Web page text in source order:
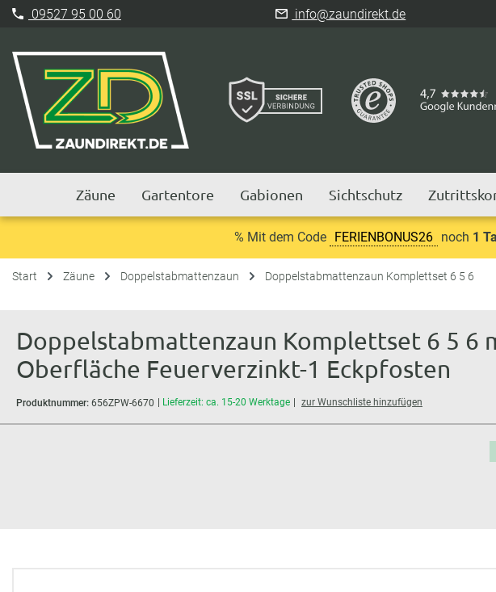
09527 95 00 60 info@zaundirekt.de
Zäune Gartentore Gabionen Sichtschutz
% Mit dem Code FERIENBONUS26 noch 1
Start Zäune Doppelstabmattenzaun Doppelstabmattenzaun Komplettset 6 5 6
Doppelstabmattenzaun Komplettset 6 5 6
Oberfläche Feuerverzinkt-1 Eckpfosten
Produktnummer: 656ZPW-6670 Lieferzeit: ca. 15-20 Werktage zur Wunschliste hinzufügen